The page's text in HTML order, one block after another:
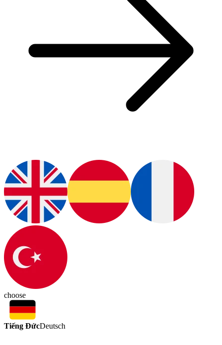
choose
Tiếng ĐứcDeutsch